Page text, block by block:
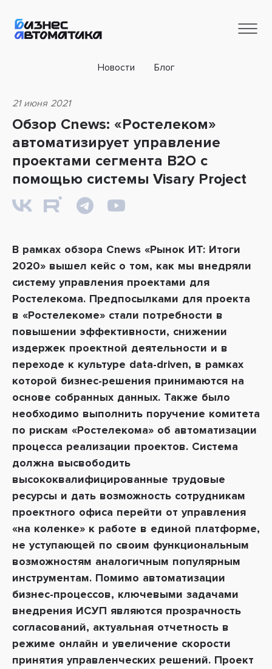
Новости Блог
21 июня 2021
Обзор Cnews: «Ростелеком»
автоматизирует управление
проектами сегмента B2O с
помощью системы Visary Project
В рамках обзора Cnews «Рынок ИТ: Итоги
2020» вышел кейс о том, как мы внедряли
систему управления проектами для
Ростелекома. Предпосылками для проекта
в «Ростелекоме» стали потребности в
повышении эффективности, снижении
издержек проектной деятельности и в
переходе к культуре data-driven, в рамках
которой бизнес-решения принимаются на
основе собранных данных. Также было
необходимо выполнить поручение комитета
по рискам «Ростелекома» об автоматизации
процесса реализации проектов. Система
должна высвободить
высококвалифицированные трудовые
ресурсы и дать возможность сотрудникам
проектного офиса перейти от управления
«на коленке» к работе в единой платформе,
не уступающей по своим функциональным
возможностям аналогичным популярным
инструментам. Помимо автоматизации
бизнес-процессов, ключевыми задачами
внедрения ИСУП являются прозрачность
согласований, актуальная отчетность в
режиме онлайн и увеличение скорости
принятия управленческих решений. Проект